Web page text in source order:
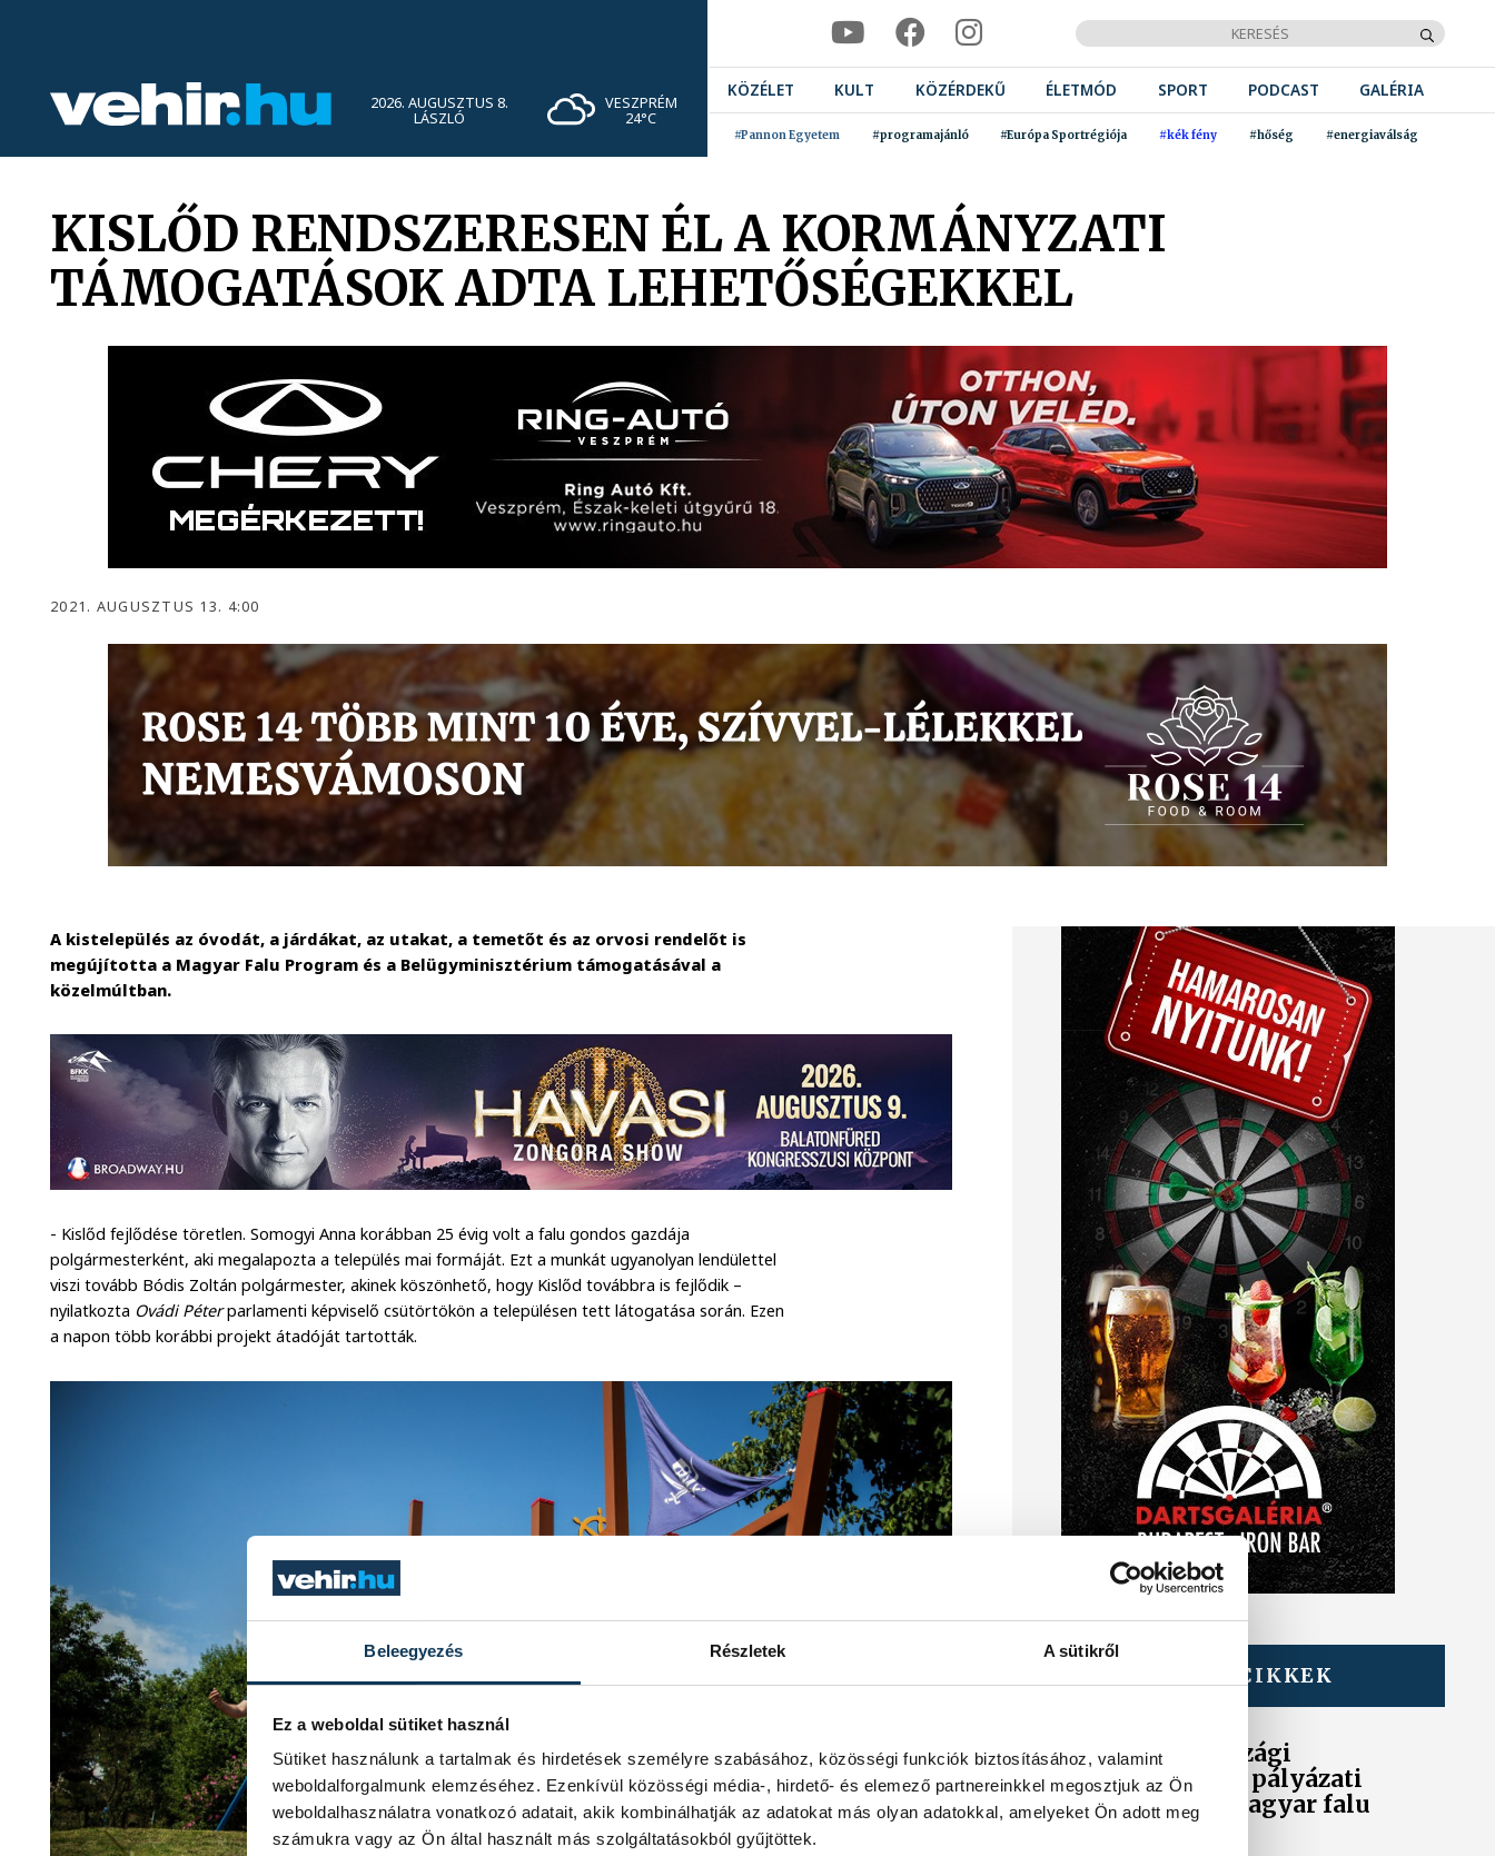
Beleegyezés Részletek A sütikről
Ez a weboldal sütiket használ
Sütiket használunk a tartalmak és hirdetések személyre szabásához, közösségi funkciók biztosításához, valamint
weboldalforgalmunk elemzéséhez. Ezenkívül közösségi média-, hirdető- és elemező partnereinkkel megosztjuk az Ön
weboldalhasználatra vonatkozó adatait, akik kombinálhatják az adatokat más olyan adatokkal, amelyeket Ön adott meg
számukra vagy az Ön által használt más szolgáltatásokból gyűjtöttek.
2026. AUGUSZTUS 8.
LÁSZLÓ
VESZPRÉM
24°C
KÖZÉLET KULT KÖZÉRDEKŰ ÉLETMÓD SPORT PODCAST GALÉRIA
#Pannon Egyetem #programajánló #Európa Sportrégiója #kék fény #hőség #energiaválság
KISLŐD RENDSZERESEN ÉL A KORMÁNYZATI
TÁMOGATÁSOK ADTA LEHETŐSÉGEKKEL
2021. AUGUSZTUS 13. 4:00
A kistelepülés az óvodát, a járdákat, az utakat, a temetőt és az orvosi rendelőt is
megújította a Magyar Falu Program és a Belügyminisztérium támogatásával a
közelmúltban.
- Kislőd fejlődése töretlen. Somogyi Anna korábban 25 évig volt a falu gondos gazdája
polgármesterként, aki megalapozta a település mai formáját. Ezt a munkát ugyanolyan lendülettel
viszi tovább Bódis Zoltán polgármester, akinek köszönhető, hogy Kislőd továbbra is fejlődik –
nyilatkozta Ovádi Péterparlamenti képviselő csütörtökön a településen tett látogatása során. Ezen
a napon több korábbi projekt átadóját tartották.
TOVÁBBI CIKKEK
905 magyarországi
település nyert pályázati
támogatást a Magyar falu
programban